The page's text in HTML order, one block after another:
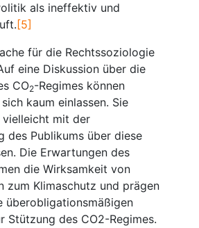
als ineffektiv und
[5]
für die Rechtssoziologie
eine Diskussion über die
CO2-Regimes können
kaum einlassen. Sie
vielleicht mit der
des Publikums über diese
Die Erwartungen des
die Wirksamkeit von
zum Klimaschutz und prägen
überobligationsmäßigen
Stützung des CO2-Regimes.